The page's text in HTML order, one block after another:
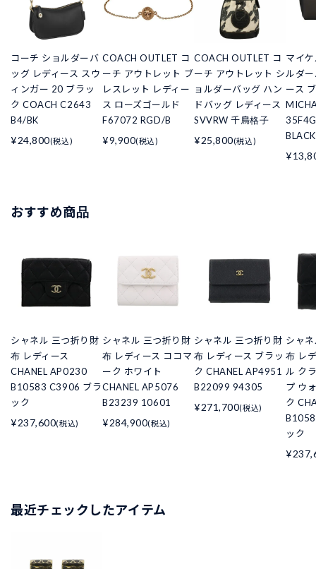
コーチ ショルダーバ
ッグ レディース スウ
ィンガー 20 ブラッ
ク COACH C2643
B4/BK
¥24,800(税込)
COACH OUTLET コ
ーチ アウトレット ブ
レスレット レディー
ス ローズゴールド
F67072 RGD/B
¥9,900(税込)
COACH OUTLET コ
ーチ アウトレット シ
ョルダーバッグ ハン
ドバッグ レディース
SVVRW 千鳥格子
¥25,800(税込)
マイ
ルダ
ース
BLACK
おすすめ商品
シャネル 三つ折り財
布 レディース
CHANEL AP0230
B10583 C3906 ブラ
ック
¥237,600(税込)
シャネル 三つ折り財
布 レディース ココマ
ーク ホワイト
CHANEL AP5076
B23239 10601
¥284,900(税込)
シャネル 三つ折り財
布 レディース ブラッ
ク CHANEL AP4951
B22099 94305
¥271,700(税込)
シャ
布 レ
ル ク
プ ウ
ク
ック
最近チェックしたアイテム